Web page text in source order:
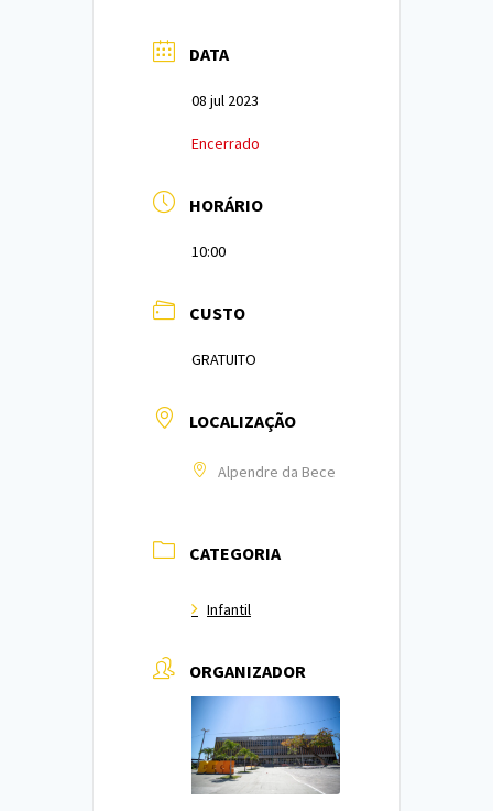
DATA
08 jul 2023
Encerrado
HORÁRIO
10:00
CUSTO
GRATUITO
LOCALIZAÇÃO
Alpendre da Bece
CATEGORIA
Infantil
ORGANIZADOR